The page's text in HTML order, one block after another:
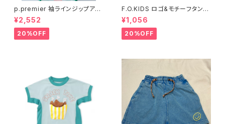
p.premier 袖ラインジップアッ
プラッシュガード P276016
¥2,552
20%OFF
F.O.KIDS ロゴ&モチーフタンク
トップ R310016
¥1,056
20%OFF